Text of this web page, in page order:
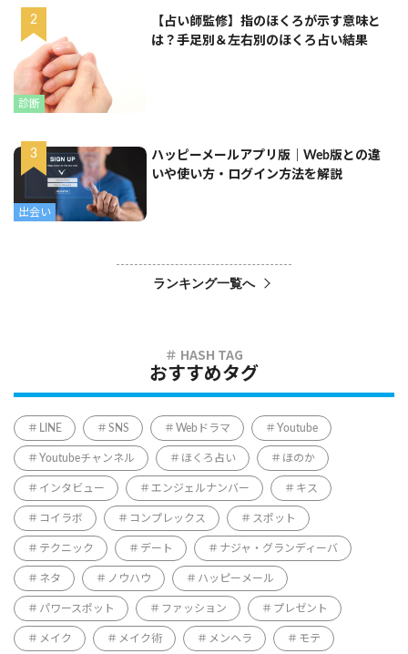
診断
【占い師監修】指のほくろが示す意味と
は？手足別＆左右別のほくろ占い結果
出会い
ハッピーメールアプリ版｜Web版との違
いや使い方・ログイン方法を解説
ランキング一覧へ
おすすめタグ
LINE SNS Webドラマ Youtube
Youtubeチャンネル ほくろ占い ほのか
インタビュー エンジェルナンバー キス
コイラボ コンプレックス スポット
テクニック デート ナジャ・グランディーバ
ネタ ノウハウ ハッピーメール
パワースポット ファッション プレゼント
メイク メイク術 メンヘラ モテ